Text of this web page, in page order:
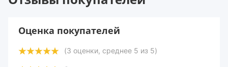
Оценка покупателей
(3 оценки, среднее 5 из 5)